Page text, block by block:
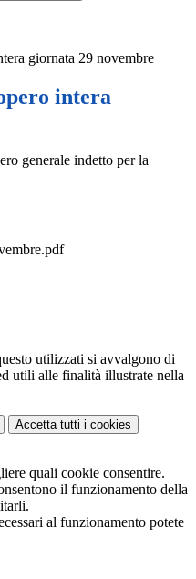
giornata 29 novembre
intera
generale indetto per la
utilizzati si avvalgono di
utili alle finalità illustrate nella
Accetta tutti i cookies
quali cookie consentire.
il funzionamento della
al funzionamento potete